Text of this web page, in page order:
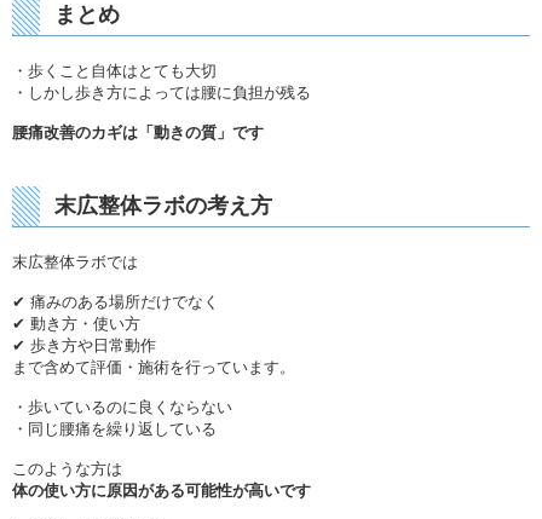
まとめ
・歩くこと自体はとても大切
・しかし歩き方によっては腰に負担が残る
腰痛改善のカギは「動きの質」です
末広整体ラボの考え方
末広整体ラボでは
✔ 痛みのある場所だけでなく
✔ 動き方・使い方
✔ 歩き方や日常動作
まで含めて評価・施術を行っています。
・歩いているのに良くならない
・同じ腰痛を繰り返している
このような方は
体の使い方に原因がある可能性が高いです